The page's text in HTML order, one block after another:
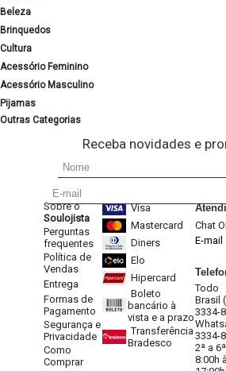
Beleza
Brinquedos
Cultura
Acessório Feminino
Acessório Masculino
Pijamas
Outras Categorias
Receba novidades e
Sobre o
Soulojista
Perguntas
frequentes
Política de
Vendas
Entrega
Formas de
Pagamento
Segurança e
Privacidade
Como
Comprar
Visa
Mastercard
Diners
Elo
Hipercard
Boleto
bancário à
vista e a prazo
Transferência
Bradesco
Chat
E-mail
Todo
Brasil
3334-
3334-
2ª a
8:00h